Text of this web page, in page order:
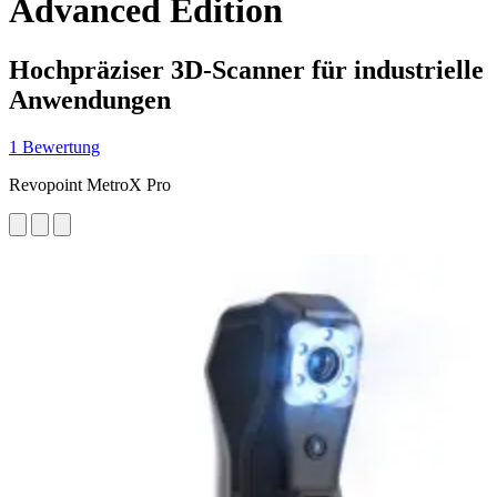
Advanced Edition
Hochpräziser 3D-Scanner für industrielle
Anwendungen
1 Bewertung
Revopoint MetroX Pro